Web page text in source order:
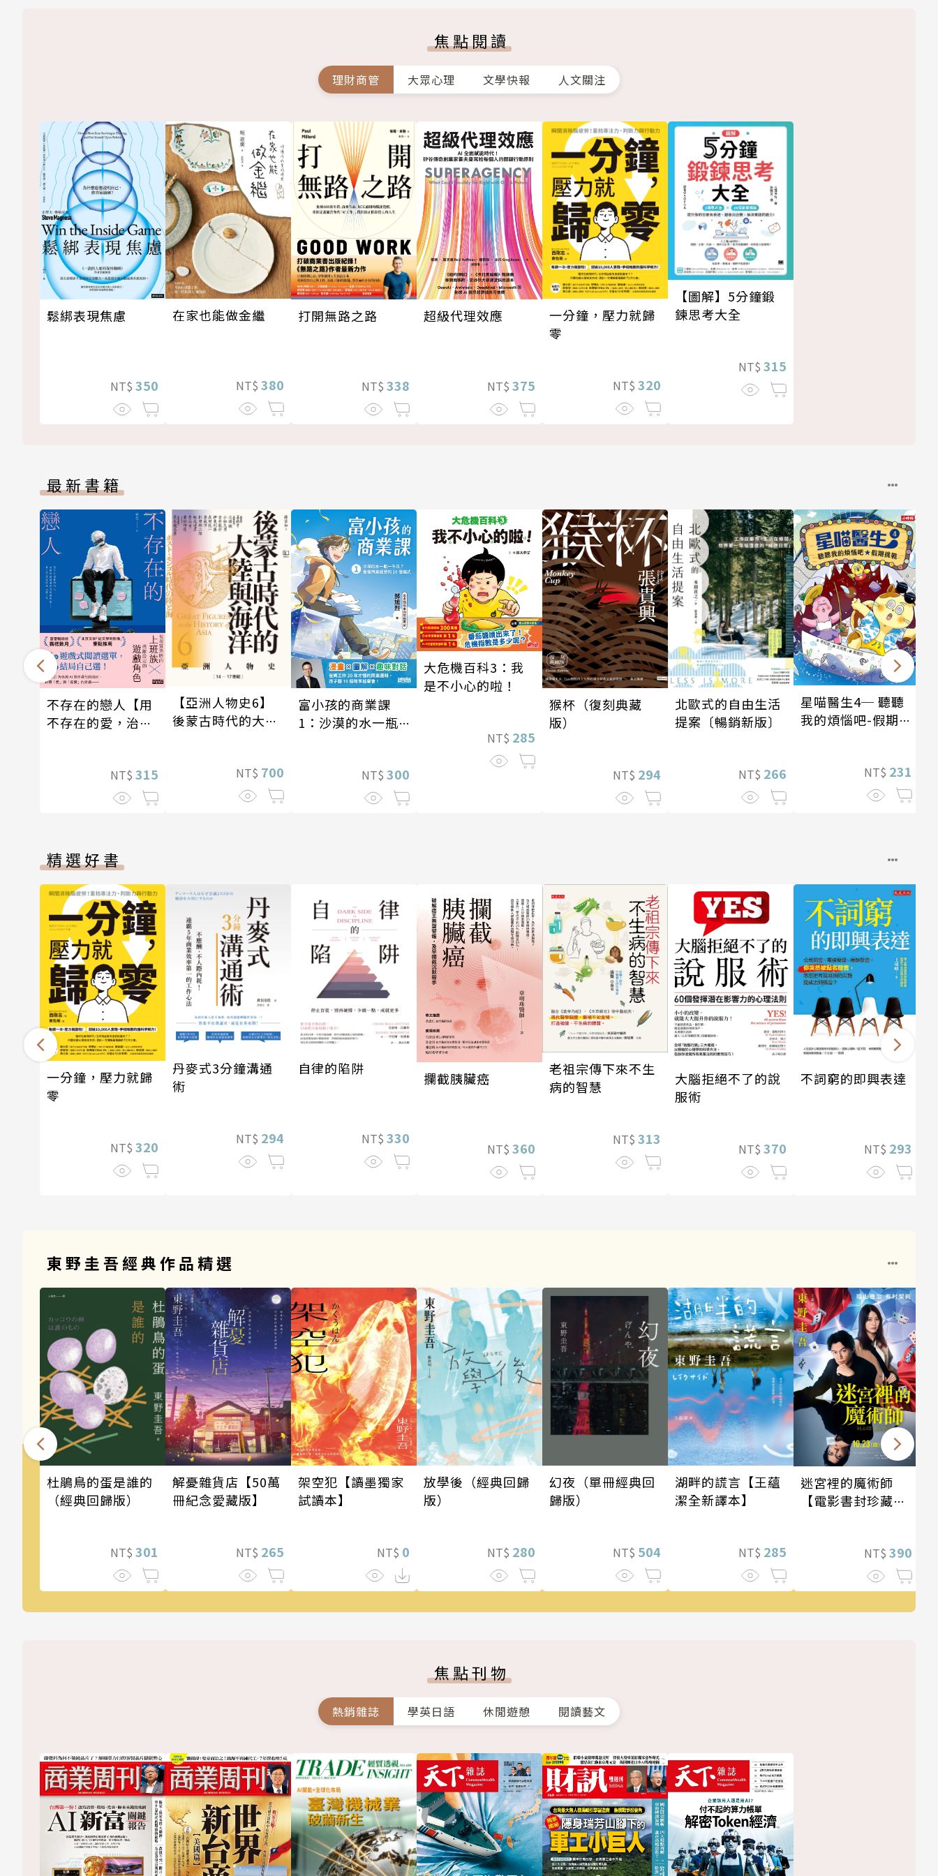
焦點閱讀
理財商管 大眾心理 文學快報 人文關注
鬆綁表現焦慮
NT$ 350
在家也能做金繼
NT$ 380
打開無路之路
NT$ 338
超級代理效應
NT$ 375
一分鐘，壓力就歸
零
NT$ 320
【圖解】5分鐘鍛
鍊思考大全
NT$ 315
最新書籍
不存在的戀人【用
不存在的愛，治癒
NT$ 315
【亞洲人物史6】
後蒙古時代的大陸
NT$ 700
富小孩的商業課
1：沙漠的水一瓶
NT$ 300
大危機百科3：我
是不小心的啦！
NT$ 285
猴杯（復刻典藏
版）
NT$ 294
北歐式的自由生活
提案〔暢銷新版〕
NT$ 266
星喵醫生4─ 聽聽
我的煩惱吧-假期挑
NT$ 231
精選好書
一分鐘，壓力就歸
零
NT$ 320
丹麥式3分鐘溝通
術
NT$ 294
自律的陷阱
NT$ 330
攔截胰臟癌
NT$ 360
老祖宗傳下來不生
病的智慧
NT$ 313
大腦拒絕不了的說
服術
NT$ 370
不詞窮的即興表達
NT$ 293
東野圭吾經典作品精選
杜鵑鳥的蛋是誰的
（經典回歸版）
NT$ 301
解憂雜貨店【50萬
冊紀念愛藏版】
NT$ 265
架空犯【讀墨獨家
試讀本】
NT$ 0
放學後（經典回歸
版）
NT$ 280
幻夜（單冊經典回
歸版）
NT$ 504
湖畔的謊言【王蘊
潔全新譯本】
NT$ 285
迷宮裡的魔術師
【電影書封珍藏
NT$ 390
焦點刊物
熱銷雜誌 學英日語 休閒遊憩 閱讀藝文